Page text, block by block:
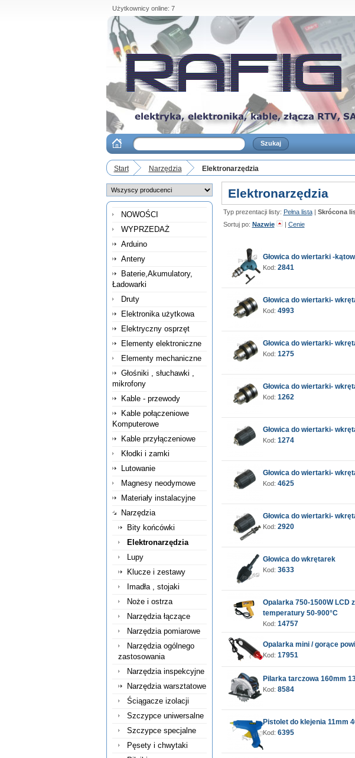
Użytkownicy online: 7
Start Narzędzia Elektronarzędzia
NOWOŚCI
WYPRZEDAŻ
Arduino
Anteny
Baterie,Akumulatory,
Ładowarki
Druty
Elektronika użytkowa
Elektryczny osprzęt
Elementy elektroniczne
Elementy mechaniczne
Głośniki , słuchawki ,
mikrofony
Kable - przewody
Kable połączeniowe
Komputerowe
Kable przyłączeniowe
Kłodki i zamki
Lutowanie
Magnesy neodymowe
Materiały instalacyjne
Narzędzia
Bity końcówki
Elektronarzędzia
Lupy
Klucze i zestawy
Imadła , stojaki
Noże i ostrza
Narzędzia łączące
Narzędzia pomiarowe
Narzędzia ogólnego
zastosowania
Narzędzia inspekcyjne
Narzędzia warsztatowe
Ściągacze izolacji
Szczypce uniwersalne
Szczypce specjalne
Pęsety i chwytaki
Elektronarzędzia
Typ prezentacji listy: Pełna lista| Skrócona
Sortuj po: Nazwie | Cenie
Głowica do wiertarki -
Kod: 2841
Głowica do wiertarki-
Kod: 4993
Głowica do wiertarki-
Kod: 1275
Głowica do wiertarki-
Kod: 1262
Głowica do wiertarki-
Kod: 1274
Głowica do wiertarki-
Kod: 4625
Głowica do wiertarki-
Kod: 2920
Głowica do wkrętarek
Kod: 3633
Opalarka 750-1500W LCD
temperatury 50-900°C
Kod: 14757
Opalarka mini / gorące
Kod: 17951
Pilarka tarczowa 160mm
Kod: 8584
Pistolet do klejenia 11mm
Kod: 6395